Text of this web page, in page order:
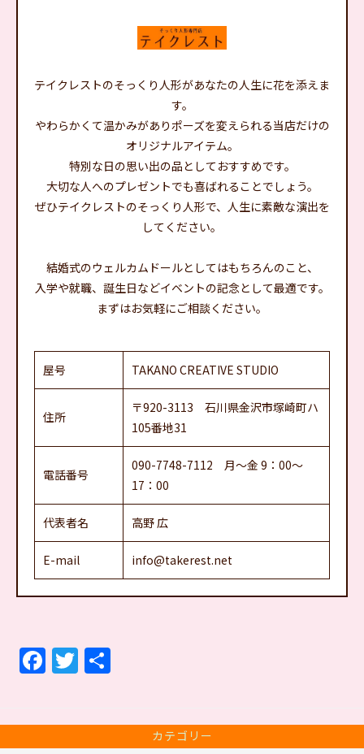
テイクレストのそっくり人形があなたの人生に花を添えま
す。
やわらかくて温かみがありポーズを変えられる当店だけの
オリジナルアイテム。
特別な日の思い出の品としておすすめです。
大切な人へのプレゼントでも喜ばれることでしょう。
ぜひテイクレストのそっくり人形で、人生に素敵な演出を
してください。
結婚式のウェルカムドールとしてはもちろんのこと、
入学や就職、誕生日などイベントの記念として最適です。
まずはお気軽にご相談ください。
屋号 TAKANO CREATIVE STUDIO
住所
〒920-3113 石川県金沢市塚崎町ハ
105番地31
電話番号
090-7748-7112 月～金 9：00～
17：00
代表者名 高野 広
E-mail info@takerest.net
F
a
e
T
w
er カテゴリー